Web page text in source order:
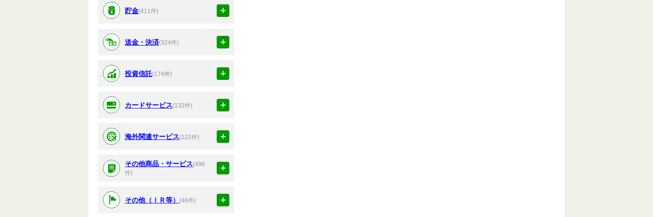
貯金(411件)
送金・決済(324件)
投資信託(174件)
カードサービス(132件)
海外関連サービス(122件)
その他商品・サービス(496
件)
その他（ＩＲ等） (46件)